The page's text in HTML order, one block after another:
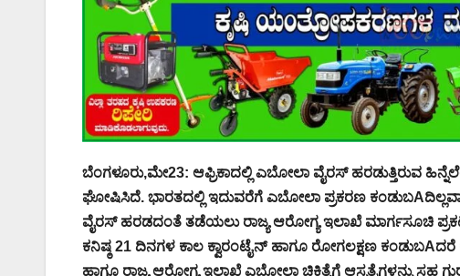
ಬೆಂಗಳೂರು,ಮೇ23: ಆಫ್ರಿಕಾದಲ್ಲಿ ಎಬೋಲಾ ವೈರಸ್ ಹರಡುತ್ತಿರುವ
ಘೋಷಿಸಿದೆ. ಭಾರತದಲ್ಲಿ ಇದುವರೆಗೆ ಎಬೋಲಾ ಪ್ರಕರಣ
ವೈರಸ್ ಹರಡದಂತೆ ತಡೆಯಲು ರಾಜ್ಯ ಆರೋಗ್ಯ ಇಲಾಖೆ ಮಾರ್ಗಸೂಚಿ
ಕನಿಷ್ಠ 21 ದಿನಗಳ ಕಾಲ ಕ್ವಾರಂಟೈನ್ ಹಾಗೂ ರೋಗಲಕ್ಷಣ
ಹಾಗೂ ರಾಜ್ಯ ಆರೋಗ್ಯ ಇಲಾಖೆ ಎಬೋಲಾ ಚಿಕಿತ್ಸೆಗೆ ಆಸ್ಪತ್ರೆಗಳನ್ನು ಸಹ